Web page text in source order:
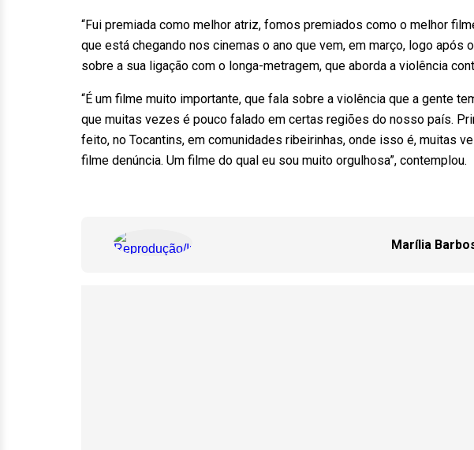
“Fui premiada como melhor atriz, fomos premiados como o melhor
que está chegando nos cinemas o ano que vem, em março, logo após
sobre a sua ligação com o longa-metragem, que aborda a violência
“É um filme muito importante, que fala sobre a violência que a gente
que muitas vezes é pouco falado em certas regiões do nosso país.
feito, no Tocantins, em comunidades ribeirinhas, onde isso é, muitas
filme denúncia. Um filme do qual eu sou muito orgulhosa”, contemplou.
Marília